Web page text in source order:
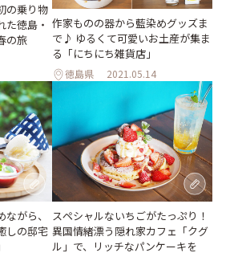
の乗り物
徳島・
の旅
作家ものの器から藍染めグッズま
で♪ ゆるくて可愛いお土産が集ま
る「にちにち雑貨店」
徳島県 2021.05.14
がら、
しの邸宅
スペシャルないちごがたっぷり！
異国情緒漂う隠れ家カフェ「クグ
ル」で、リッチなパンケーキを